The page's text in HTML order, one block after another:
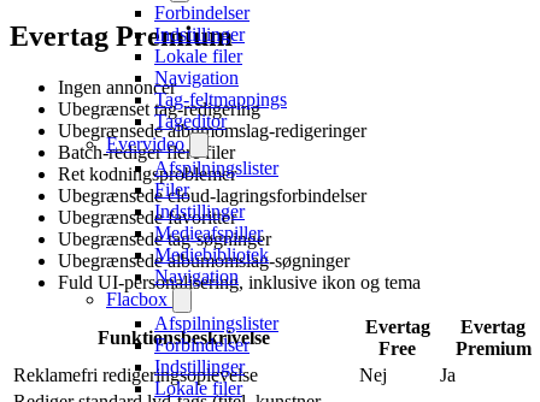
Forbindelser
Indstillinger
Lokale filer
Navigation
Tag-feltmappings
Tageditor
Evervideo
Afspilningslister
Filer
Indstillinger
Medieafspiller
Mediebibliotek
Navigation
Flacbox
Afspilningslister
Forbindelser
Indstillinger
Lokale filer
Evertag Premium
Ingen annoncer
Ubegrænset tag-redigering
Ubegrænsede albumomslag-redigeringer
Batch-rediger flere filer
Ret kodningsproblemer
Ubegrænsede cloud-lagringsforbindelser
Ubegrænsede favoritter
Ubegrænsede tag-søgninger
Ubegrænsede albumomslag-søgninger
Fuld UI-personalisering, inklusive ikon og tema
Funktionsbeskrivelse
Evertag
Free
Evertag
Premium
Reklamefri redigeringsoplevelse
Nej
Ja